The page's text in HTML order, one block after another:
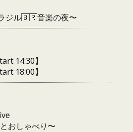
ジル🇧🇷音楽の夜〜
14:30】
18:00】
おしゃべり〜